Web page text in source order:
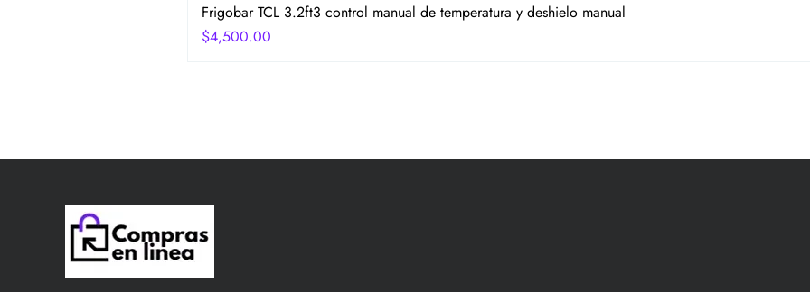
Frigobar TCL 3.2ft3 control manual de temperatura y deshielo manual
Precio
$4,500.00